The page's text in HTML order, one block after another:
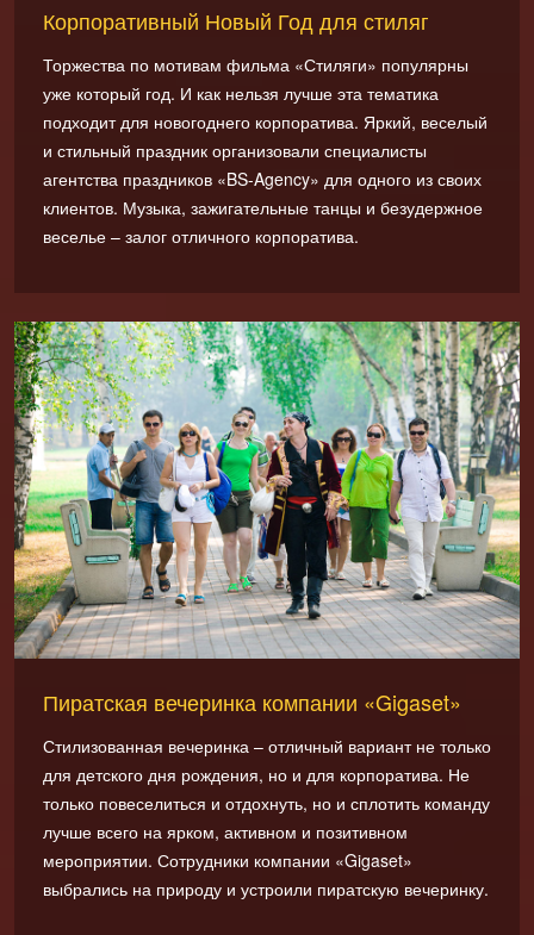
Корпоративный Новый Год для стиляг
Торжества по мотивам фильма «Стиляги» популярны
уже который год. И как нельзя лучше эта тематика
подходит для новогоднего корпоратива. Яркий, веселый
и стильный праздник организовали специалисты
агентства праздников «BS-Agency» для одного из своих
клиентов. Музыка, зажигательные танцы и безудержное
веселье – залог отличного корпоратива.
Пиратская вечеринка компании «Gigaset»
Стилизованная вечеринка – отличный вариант не только
для детского дня рождения, но и для корпоратива. Не
только повеселиться и отдохнуть, но и сплотить команду
лучше всего на ярком, активном и позитивном
мероприятии. Сотрудники компании «Gigaset»
выбрались на природу и устроили пиратскую вечеринку.